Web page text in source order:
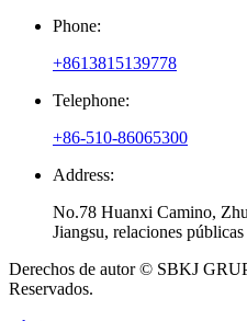
Phone:
+8613815139778
Telephone:
+86-510-86065300
Address:
No.78 Huanxi Camino,
Jiangsu, relaciones públicas
Derechos de autor © SBKJ
Reservados.